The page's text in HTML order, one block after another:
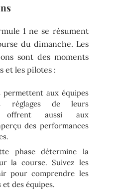
1 ne se résument
du dimanche. Les
sont des moments
et les pilotes :
permettent aux équipes
réglages de leurs
offrent aussi aux
des performances
phase détermine la
la course. Suivez les
pour comprendre les
des équipes.